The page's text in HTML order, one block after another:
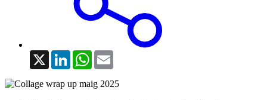
X LinkedInWhatsApp